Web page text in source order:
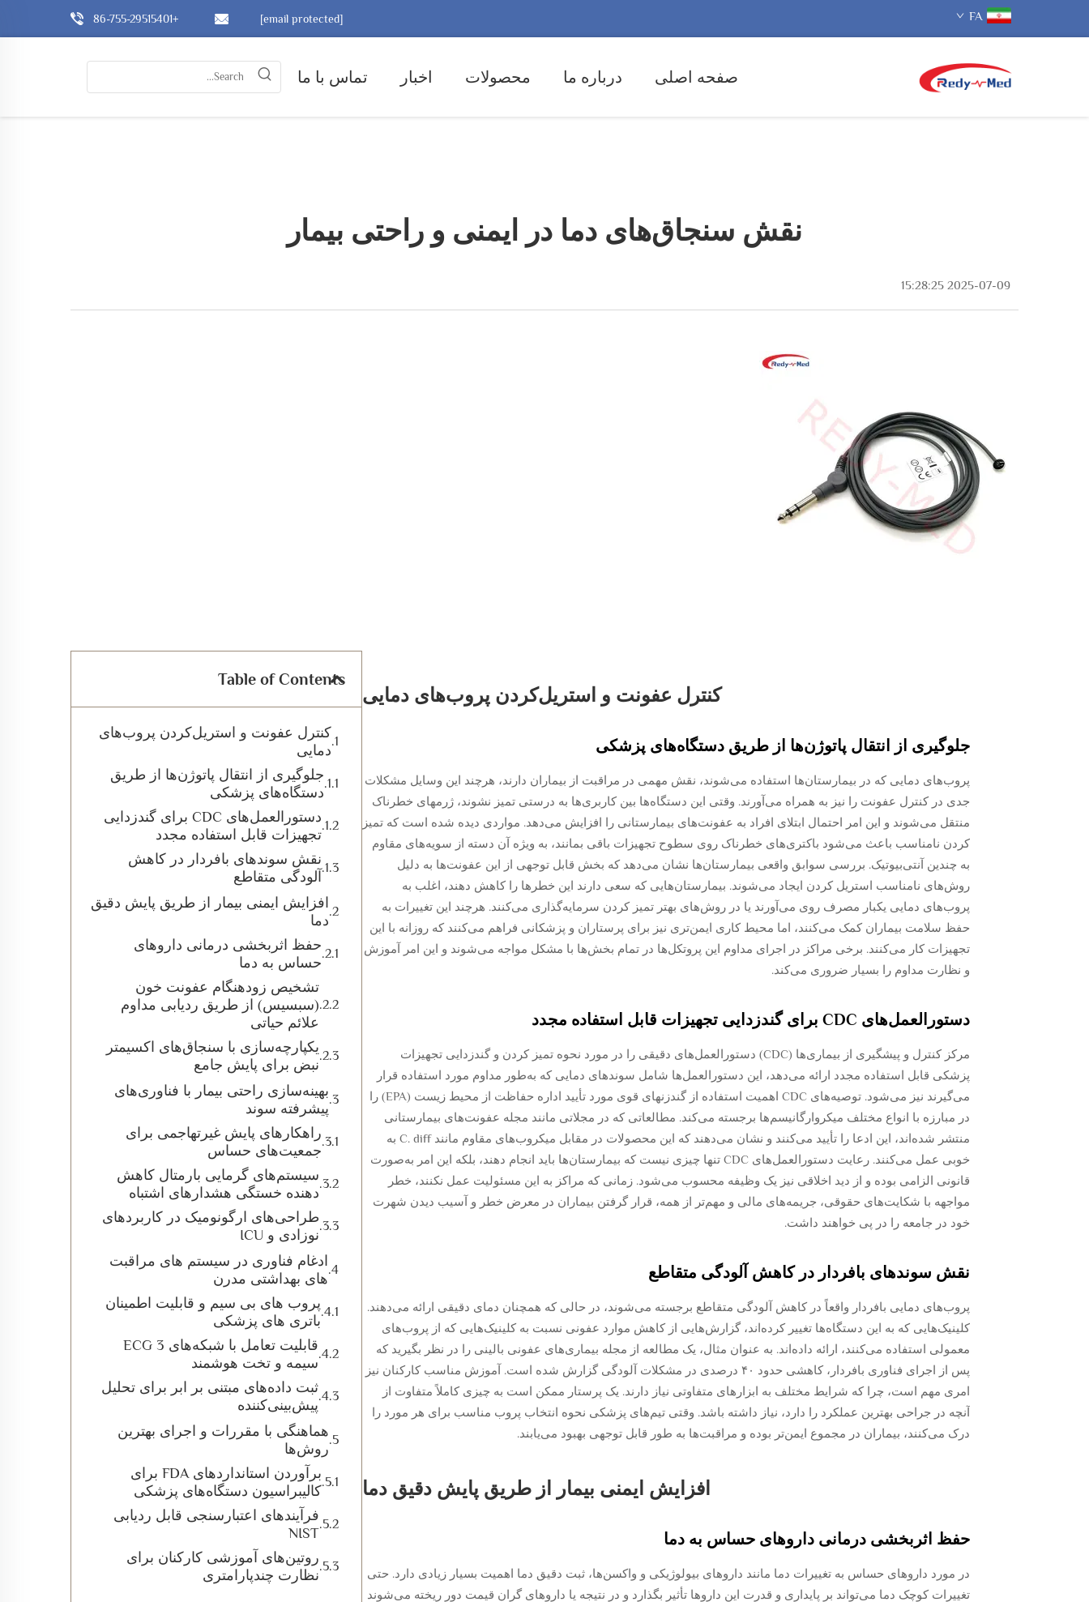
+86-755-29515401 [email protected] FA
صفحه اصلی درباره ما محصولات اخبار تماس با ما
نقش سنجاق‌های دما در ایمنی و راحتی بیمار
2025-07-09 15:28:25
کنترل عفونت و استریل‌کردن پروب‌های دمایی
جلوگیری از انتقال پاتوژن‌ها از طریق دستگاه‌های پزشکی
پروب‌های دمایی که در بیمارستان‌ها استفاده می‌شوند، نقش مهمی در مراقبت از بیماران دارند، هرچند این وسایل مشکلات
جدی در کنترل عفونت را نیز به همراه می‌آورند. وقتی این دستگاه‌ها بین کاربری‌ها به درستی تمیز نشوند، ژرمهای خطرناک
منتقل می‌شوند و این امر احتمال ابتلای افراد به عفونت‌های بیمارستانی را افزایش می‌دهد. مواردی دیده شده است که تمیز
کردن نامناسب باعث می‌شود باکتری‌های خطرناک روی سطوح تجهیزات باقی بمانند، به ویژه آن دسته از سویه‌های مقاوم
به چندین آنتی‌بیوتیک. بررسی سوابق واقعی بیمارستان‌ها نشان می‌دهد که بخش قابل توجهی از این عفونت‌ها به دلیل
روش‌های نامناسب استریل کردن ایجاد می‌شوند. بیمارستان‌هایی که سعی دارند این خطرها را کاهش دهند، اغلب به
پروب‌های دمایی یکبار مصرف روی می‌آورند یا در روش‌های بهتر تمیز کردن سرمایه‌گذاری می‌کنند. هرچند این تغییرات به
حفظ سلامت بیماران کمک می‌کنند، اما محیط کاری ایمن‌تری نیز برای پرستاران و پزشکانی فراهم می‌کنند که روزانه با این
تجهیزات کار می‌کنند. برخی مراکز در اجرای مداوم این پروتکل‌ها در تمام بخش‌ها با مشکل مواجه می‌شوند و این امر آموزش
و نظارت مداوم را بسیار ضروری می‌کند.
دستورالعمل‌های CDC برای گندزدایی تجهیزات قابل استفاده مجدد
مرکز کنترل و پیشگیری از بیماری‌ها (CDC) دستورالعمل‌های دقیقی را در مورد نحوه تمیز کردن و گندزدایی تجهیزات
پزشکی قابل استفاده مجدد ارائه می‌دهد، این دستورالعمل‌ها شامل سوندهای دمایی که به‌طور مداوم مورد استفاده قرار
می‌گیرند نیز می‌شود. توصیه‌های CDC اهمیت استفاده از گندزنهای قوی مورد تأیید اداره حفاظت از محیط زیست (EPA) را
در مبارزه با انواع مختلف میکروارگانیسم‌ها برجسته می‌کند. مطالعاتی که در مجلاتی مانند مجله عفونت‌های بیمارستانی
منتشر شده‌اند، این ادعا را تأیید می‌کنند و نشان می‌دهند که این محصولات در مقابل میکروب‌های مقاوم مانند C. diff به
خوبی عمل می‌کنند. رعایت دستورالعمل‌های CDC تنها چیزی نیست که بیمارستان‌ها باید انجام دهند، بلکه این امر به‌صورت
قانونی الزامی بوده و از دید اخلاقی نیز یک وظیفه محسوب می‌شود. زمانی که مراکز به این مسئولیت عمل نکنند، خطر
مواجهه با شکایت‌های حقوقی، جریمه‌های مالی و مهم‌تر از همه، قرار گرفتن بیماران در معرض خطر و آسیب دیدن شهرت
خود در جامعه را در پی خواهند داشت.
نقش سوندهای بافردار در کاهش آلودگی متقاطع
پروب‌های دمایی بافردار واقعاً در کاهش آلودگی متقاطع برجسته می‌شوند، در حالی که همچنان دمای دقیقی ارائه می‌دهند.
کلینیک‌هایی که به این دستگاه‌ها تغییر کرده‌اند، گزارش‌هایی از کاهش موارد عفونی نسبت به کلینیک‌هایی که از پروب‌های
معمولی استفاده می‌کنند، ارائه داده‌اند. به عنوان مثال، یک مطالعه از مجله بیماری‌های عفونی بالینی را در نظر بگیرید که
پس از اجرای فناوری بافردار، کاهشی حدود ۴۰ درصدی در مشکلات آلودگی گزارش شده است. آموزش مناسب کارکنان نیز
امری مهم است، چرا که شرایط مختلف به ابزارهای متفاوتی نیاز دارند. یک پرستار ممکن است به چیزی کاملاً متفاوت از
آنچه در جراحی بهترین عملکرد را دارد، نیاز داشته باشد. وقتی تیم‌های پزشکی نحوه انتخاب پروب مناسب برای هر مورد را
درک می‌کنند، بیماران در مجموع ایمن‌تر بوده و مراقبت‌ها به طور قابل توجهی بهبود می‌یابند.
افزایش ایمنی بیمار از طریق پایش دقیق دما
حفظ اثربخشی درمانی داروهای حساس به دما
در مورد داروهای حساس به تغییرات دما مانند داروهای بیولوژیکی و واکسن‌ها، ثبت دقیق دما اهمیت بسیار زیادی دارد. حتی
تغییرات کوچک دما می‌تواند بر پایداری و قدرت این داروها تأثیر بگذارد و در نتیجه یا داروهای گران قیمت دور ریخته می‌شوند
Table of Contents
کنترل عفونت و استریل‌کردن پروب‌های
دمایی
جلوگیری از انتقال پاتوژن‌ها از طریق
دستگاه‌های پزشکی
دستورالعمل‌های CDC برای گندزدایی
تجهیزات قابل استفاده مجدد
نقش سوندهای بافردار در کاهش
آلودگی متقاطع
افزایش ایمنی بیمار از طریق پایش دقیق
دما
حفظ اثربخشی درمانی داروهای
حساس به دما
تشخیص زودهنگام عفونت خون
(سبسیس) از طریق ردیابی مداوم
علائم حیاتی
یکپارچه‌سازی با سنجاق‌های اکسیمتر
نبض برای پایش جامع
بهینه‌سازی راحتی بیمار با فناوری‌های
پیشرفته سوند
راهکارهای پایش غیرتهاجمی برای
جمعیت‌های حساس
سیستم‌های گرمایی بارمتال کاهش
دهنده خستگی هشدارهای اشتباه
طراحی‌های ارگونومیک در کاربردهای
نوزادی و ICU
ادغام فناوری در سیستم های مراقبت
های بهداشتی مدرن
پروب های بی سیم و قابلیت اطمینان
باتری های پزشکی
قابلیت تعامل با شبکه‌های ECG 3
سیمه و تخت هوشمند
ثبت داده‌های مبتنی بر ابر برای تحلیل
پیش‌بینی‌کننده
هماهنگی با مقررات و اجرای بهترین
روش‌ها
برآوردن استانداردهای FDA برای
کالیبراسیون دستگاه‌های پزشکی
فرآیندهای اعتبارسنجی قابل ردیابی
NIST
روتین‌های آموزشی کارکنان برای
نظارت چندپارامتری